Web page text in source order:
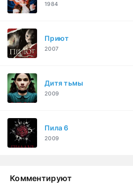
1984
Приют
2007
Дитя тьмы
2009
Пила 6
2009
Комментируют